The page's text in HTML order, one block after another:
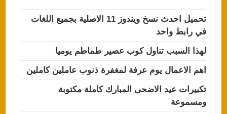
تحميل احدث نسخ ويندوز 11 الاصلية بجميع اللغات
في رابط واحد
لهذا السبب تناول كوب عصير طماطم يوميا
اهم الاعمال يوم عرفة لمغفرة ذنوب عاملين كاملين
تكبيرات عيد الاضحى المبارك كاملة مكتوبة
ومسموعة